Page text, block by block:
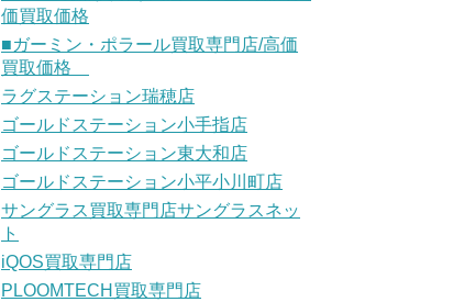
価買取価格
■ガーミン・ポラール買取専門店/高価
買取価格
ラグステーション瑞穂店
ゴールドステーション小手指店
ゴールドステーション東大和店
ゴールドステーション小平小川町店
サングラス買取専門店サングラスネッ
ト
iQOS買取専門店
PLOOMTECH買取専門店